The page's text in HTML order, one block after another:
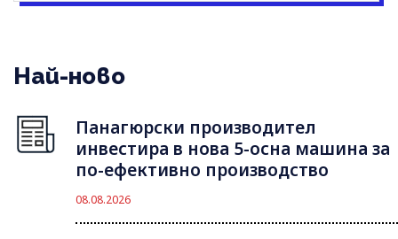
Най-ново
Панагюрски производител
инвестира в нова 5-осна машина за
по-ефективно производство
08.08.2026